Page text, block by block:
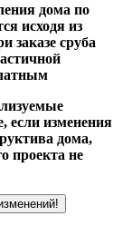
дома по
исходя из
заказе сруба
если изменения
дома,
проекта не